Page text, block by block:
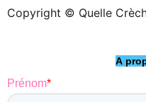
Copyright © Quelle